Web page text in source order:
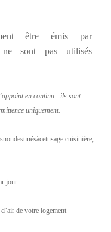
être émis par
sont pas utilisés
en continu : ils sont
uniquement.
jour.
de votre logement